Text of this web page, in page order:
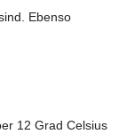
Ebenso
12 Grad Celsius